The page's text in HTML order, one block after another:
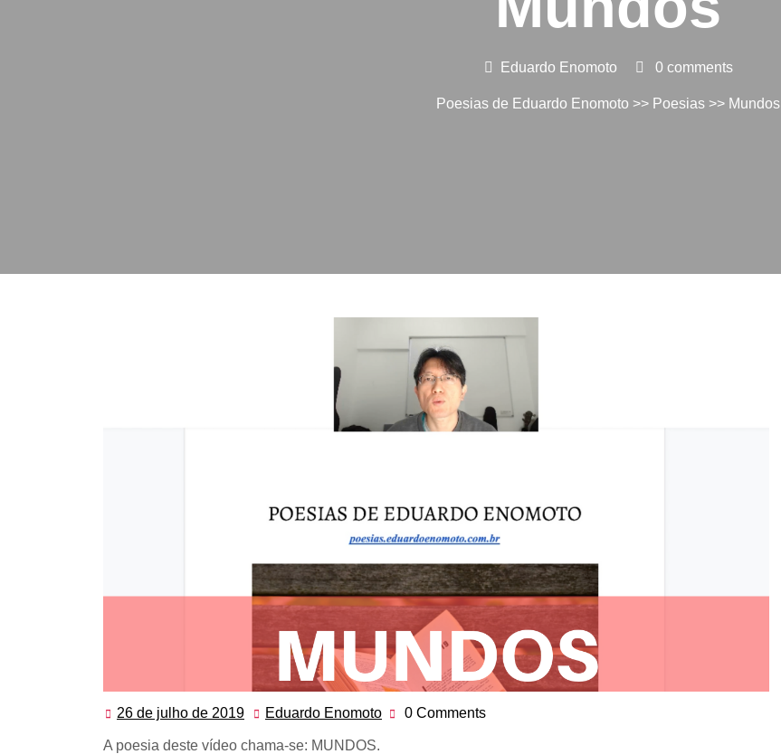
Eduardo Enomoto 0 comments
Poesias de Eduardo Enomoto >> Poesias >> Mundos
26 de julho de 2019 26 Eduardo Enomoto Eduardo
0 Comments
A poesia deste vídeo chama-se: MUNDOS.